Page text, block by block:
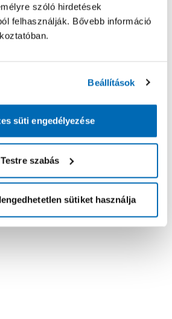
szóló hirdetések
felhasználják. Bővebb információ
Beállítások
süti engedélyezése
Testre szabás
sütiket használja